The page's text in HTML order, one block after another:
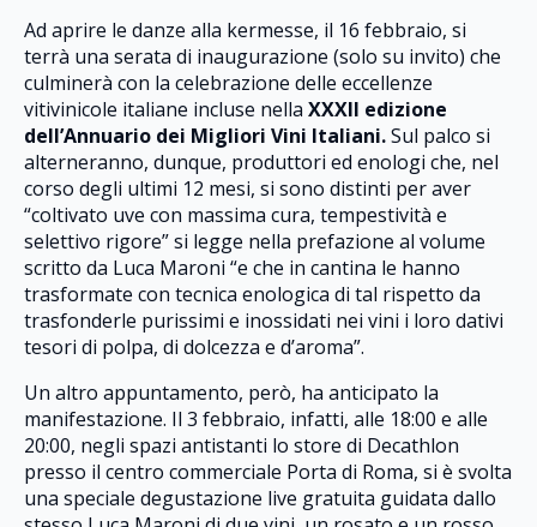
Ad aprire le danze alla kermesse, il 16 febbraio, si
terrà una serata di inaugurazione (solo su invito) che
culminerà con la celebrazione delle eccellenze
vitivinicole italiane incluse nella XXXII edizione
dell’Annuario dei Migliori Vini Italiani.Sul palco si
alterneranno, dunque, produttori ed enologi che, nel
corso degli ultimi 12 mesi, si sono distinti per aver
“coltivato uve con massima cura, tempestività e
selettivo rigore” si legge nella prefazione al volume
scritto da Luca Maroni “e che in cantina le hanno
trasformate con tecnica enologica di tal rispetto da
trasfonderle purissimi e inossidati nei vini i loro dativi
tesori di polpa, di dolcezza e d’aroma”.
Un altro appuntamento, però, ha anticipato la
manifestazione. Il 3 febbraio, infatti, alle 18:00 e alle
20:00, negli spazi antistanti lo store di Decathlon
presso il centro commerciale Porta di Roma, si è svolta
una speciale degustazione live gratuita guidata dallo